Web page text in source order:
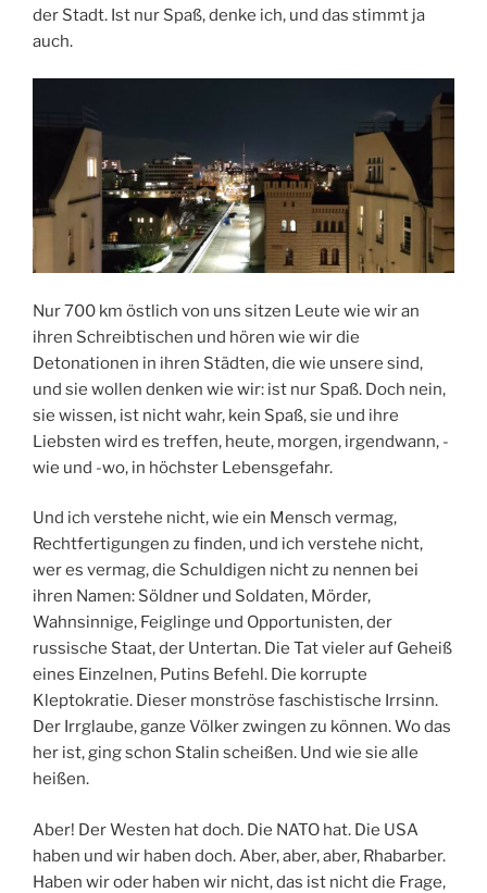
der Stadt. Ist nur Spaß, denke ich, und das stimmt ja
auch.
Nur 700 km östlich von uns sitzen Leute wie wir an
ihren Schreibtischen und hören wie wir die
Detonationen in ihren Städten, die wie unsere sind,
und sie wollen denken wie wir: ist nur Spaß. Doch nein,
sie wissen, ist nicht wahr, kein Spaß, sie und ihre
Liebsten wird es treffen, heute, morgen, irgendwann, -
wie und -wo, in höchster Lebensgefahr.
Und ich verstehe nicht, wie ein Mensch vermag,
Rechtfertigungen zu finden, und ich verstehe nicht,
wer es vermag, die Schuldigen nicht zu nennen bei
ihren Namen: Söldner und Soldaten, Mörder,
Wahnsinnige, Feiglinge und Opportunisten, der
russische Staat, der Untertan. Die Tat vieler auf Geheiß
eines Einzelnen, Putins Befehl. Die korrupte
Kleptokratie. Dieser monströse faschistische Irrsinn.
Der Irrglaube, ganze Völker zwingen zu können. Wo das
her ist, ging schon Stalin scheißen. Und wie sie alle
heißen.
Aber! Der Westen hat doch. Die NATO hat. Die USA
haben und wir haben doch. Aber, aber, aber, Rhabarber.
Haben wir oder haben wir nicht, das ist nicht die Frage,